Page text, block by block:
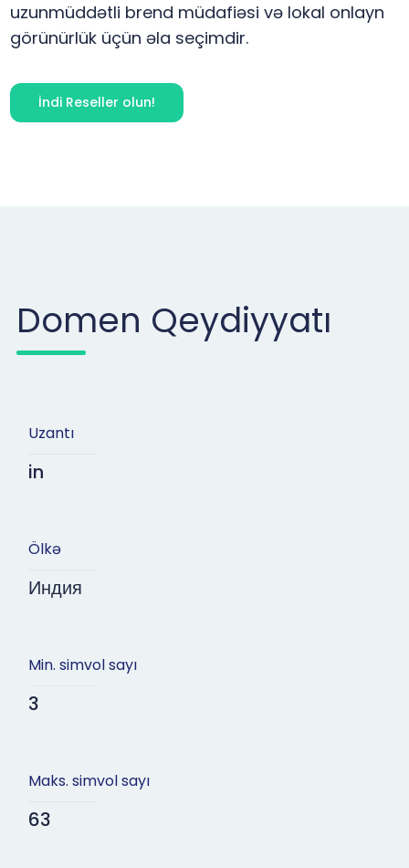
uzunmüddətli brend müdafiəsi və lokal onlayn
görünürlük üçün əla seçimdir.
İndi Reseller olun!
Domen Qeydiyyatı
Uzantı
in
Ölkə
Индия
Min. simvol sayı
3
Maks. simvol sayı
63